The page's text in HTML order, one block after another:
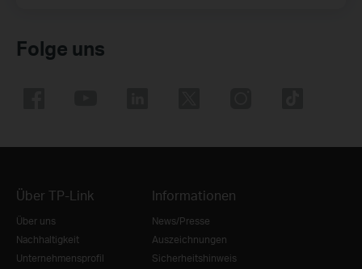
Folge uns
Über TP-Link
Über uns
Nachhaltigkeit
Unternehmensprofil
Informationen
News/Presse
Auszeichnungen
Sicherheitshinweis